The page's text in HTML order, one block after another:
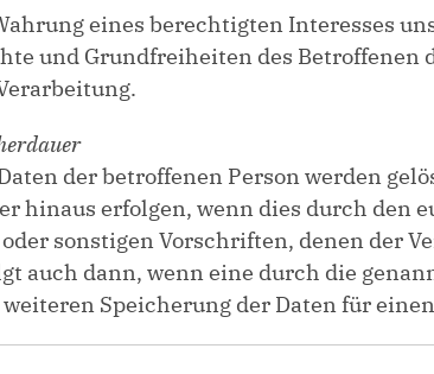
eines berechtigten Interesses
und Grundfreiheiten des Betroffenen
der betroffenen Person werden
hinaus erfolgen, wenn dies durch
sonstigen Vorschriften, denen der
auch dann, wenn eine durch die
Speicherung der Daten für